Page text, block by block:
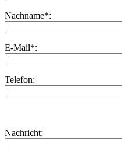
Nachname*:
E-Mail*:
Telefon:
dieses
lasse
Nachricht: